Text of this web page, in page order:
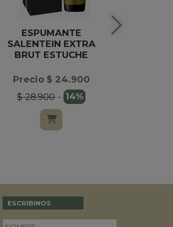
ESPUMANTE
SALENTEIN EXTRA
BRUT ESTUCHE
Precio $ 24.900
$ 28.900-14%
ESCRIBINOS